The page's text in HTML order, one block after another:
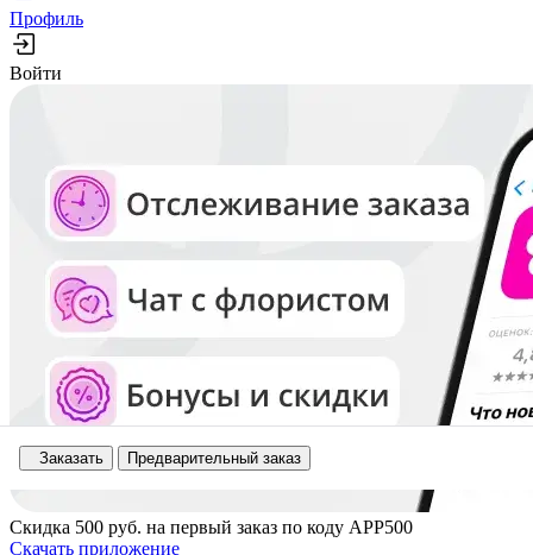
Заказать Предварительный заказ
Профиль
Войти
Скидка 500 руб. на первый заказ по коду APP500
Скачать приложение